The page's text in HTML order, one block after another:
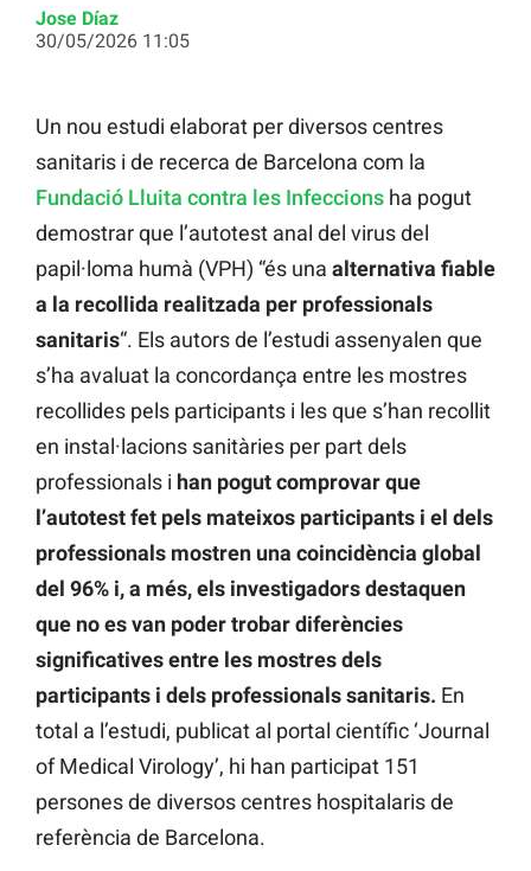
Jose Díaz
30/05/2026 11:05
Un nou estudi elaborat per diversos centres
sanitaris i de recerca de Barcelona com la
Fundació Lluita contra les Infeccions ha pogut
demostrar que l’autotest anal del virus del
papil·loma humà (VPH) “és una alternativa fiable
a la recollida realitzada per professionals
sanitaris“. Els autors de l’estudi assenyalen que
s’ha avaluat la concordança entre les mostres
recollides pels participants i les que s’han recollit
en instal·lacions sanitàries per part dels
professionals i han pogut comprovar que
l’autotest fet pels mateixos participants i el dels
professionals mostren una coincidència global
del 96% i, a més, els investigadors destaquen
que no es van poder trobar diferències
significatives entre les mostres dels
participants i dels professionals sanitaris. En
total a l’estudi, publicat al portal científic ‘Journal
of Medical Virology’, hi han participat 151
persones de diversos centres hospitalaris de
referència de Barcelona.